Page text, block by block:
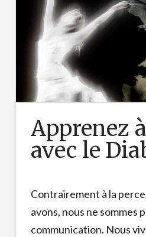
Apprenez
avec le
Contrairement à la
avons, nous ne sommes
communication. Nous